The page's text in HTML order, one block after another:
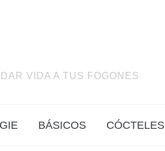
VIDA A TUS FOGONES
BÁSICOS CÓCTELES